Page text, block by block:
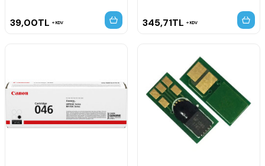
39,00TL KDV 345,71TL KDV